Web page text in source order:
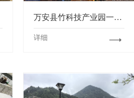
万安县竹科技产业园一期建设项目污水处理站项目
详细